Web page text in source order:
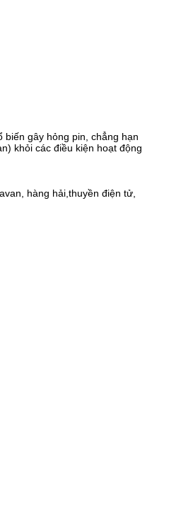
biến gây hỏng pin, chẳng hạn
khỏi các điều kiện hoạt động
hàng hải, thuyền điện tử,